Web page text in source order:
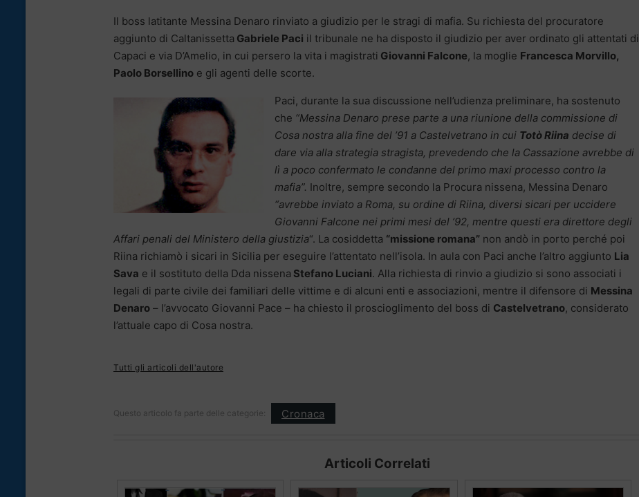
Il boss latitante Messina Denaro rinviato a giudizio per le stragi di mafia. Su richiesta del procuratore
aggiunto di Caltanissetta Gabriele Paci il tribunale ne ha disposto il giudizio per aver ordinato gli attentati di
Capaci e via D’Amelio, in cui persero la vita i magistrati Giovanni Falcone, la moglie Francesca Morvillo,
Paolo Borsellino e gli agenti delle scorte.
Paci, durante la sua discussione nell’udienza preliminare, ha sostenuto
che “Messina Denaro prese parte a una riunione della commissione di
Cosa nostra alla fine del ’91 a Castelvetrano in cui Totò Riina decise di
dare via alla strategia stragista, prevedendo che la Cassazione avrebbe di
lì a poco confermato le condanne del primo maxi processo contro la
mafia”. Inoltre, sempre secondo la Procura nissena, Messina Denaro
“avrebbe inviato a Roma, su ordine di Riina, diversi sicari per uccidere
Giovanni Falcone nei primi mesi del ’92, mentre questi era direttore degli
Affari penali del Ministero della giustizia“. La cosiddetta “missione romana” non andò in porto perché poi
Riina richiamò i sicari in Sicilia per eseguire l’attentato nell’isola. In aula con Paci anche l’altro aggiunto Lia
Sava e il sostituto della Dda nissena Stefano Luciani. Alla richiesta di rinvio a giudizio si sono associati i
legali di parte civile dei familiari delle vittime e di alcuni enti e associazioni, mentre il difensore di Messina
Denaro – l’avvocato Giovanni Pace – ha chiesto il proscioglimento del boss di Castelvetrano, considerato
l’attuale capo di Cosa nostra.
Tutti gli articoli dell'autore
Questo articolo fa parte delle categorie: Cronaca
Articoli Correlati